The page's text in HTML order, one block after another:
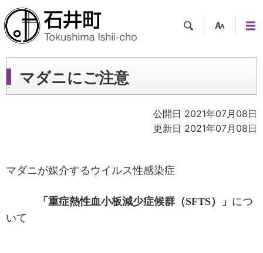
ツー
ュー
マダニにご注意
公開日 2021年07月08日
更新日 2021年07月08日
マダニが媒介するウイルス性感染症
「重症熱性血小板減少症候群（SFTS）」 につ
いて